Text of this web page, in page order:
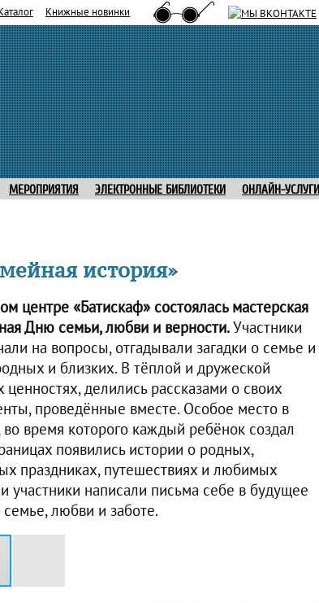
Книжные новинки
МЕРОПРИЯТИЯ ЭЛЕКТРОННЫЕ БИБЛИОТЕКИ ОНЛАЙН-УСЛУГИ
история»
центре «Батискаф» состоялась мастерская
Дню семьи, любви и верности.Участники
на вопросы, отгадывали загадки о семье и
и близких. В тёплой и дружеской
делились рассказами о своих
проведённые вместе. Особое место в
время которого каждый ребёнок создал
появились истории о родных,
праздниках, путешествиях и любимых
участники написали письма себе в будущее
любви и заботе.